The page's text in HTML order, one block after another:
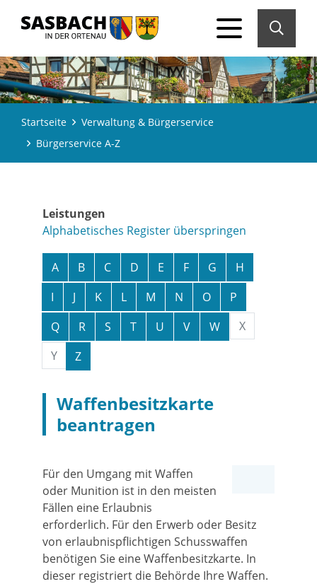
Startseite
Verwaltung & Bürgerservice
Bürgerservice A-Z
Leistungen
Alphabetisches Register überspringen
A B C D E F G
H
I
J K L M N O
P
Q
R S T U V W
X
Y
Z
Waffenbesitzkarte
beantragen
Für den Umgang mit Waffen
oder Munition ist in den meisten
Fällen eine Erlaubnis
erforderlich. Für den Erwerb oder Besitz
von erlaubnispflichtigen Schusswaffen
benötigen Sie eine Waffenbesitzkarte. In
dieser registriert die Behörde Ihre Waffen.